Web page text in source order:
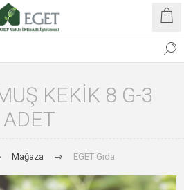
KEKIK 8 G-3
ADET
Mağaza EGET Gıda